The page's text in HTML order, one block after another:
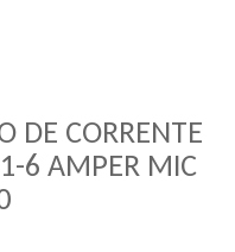
DE CORRENTE
6 AMPER MIC